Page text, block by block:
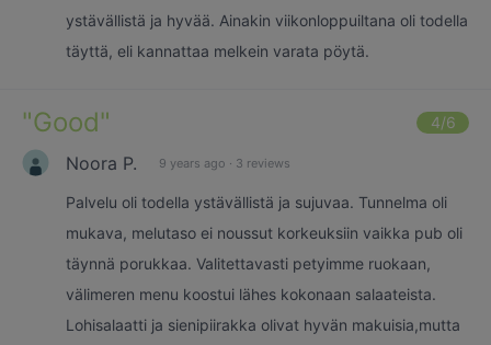
ystävällistä ja hyvää. Ainakin viikonloppuiltana oli todella
täyttä, eli kannattaa melkein varata pöytä.
"Good" 4/6
Noora P. 9 years ago · 3 reviews
Palvelu oli todella ystävällistä ja sujuvaa. Tunnelma oli
mukava, melutaso ei noussut korkeuksiin vaikka pub oli
täynnä porukkaa. Valitettavasti petyimme ruokaan,
välimeren menu koostui lähes kokonaan salaateista.
Lohisalaatti ja sienipiirakka olivat hyvän makuisia,mutta